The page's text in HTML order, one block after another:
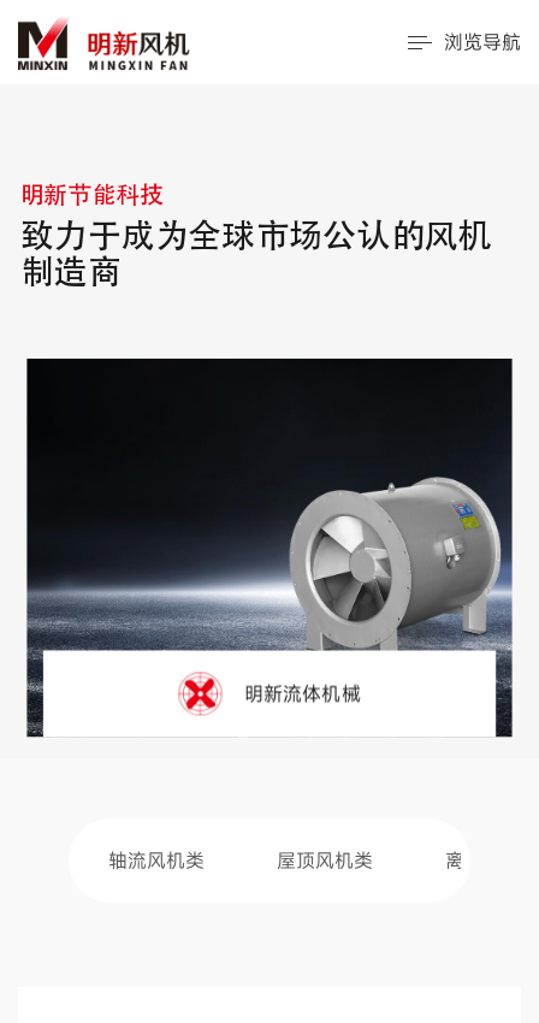
浏览导航
明新节能科技
致力于成为全球市场公认的风机
制造商
明新流体机械
屋顶风机类 离心风机类 防爆风机